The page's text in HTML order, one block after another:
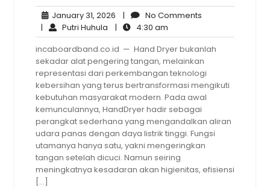
January 31, 2026 January
31,
2026
| No Comments
| Putri Huhula Putri
Huhula
| 4:30 am
am
incaboardband.co.id — Hand Dryer bukanlah
sekadar alat pengering tangan, melainkan
representasi dari perkembangan teknologi
kebersihan yang terus bertransformasi mengikuti
kebutuhan masyarakat modern. Pada awal
kemunculannya, HandDryer hadir sebagai
perangkat sederhana yang mengandalkan aliran
udara panas dengan daya listrik tinggi. Fungsi
utamanya hanya satu, yakni mengeringkan
tangan setelah dicuci. Namun seiring
meningkatnya kesadaran akan higienitas, efisiensi
[…]